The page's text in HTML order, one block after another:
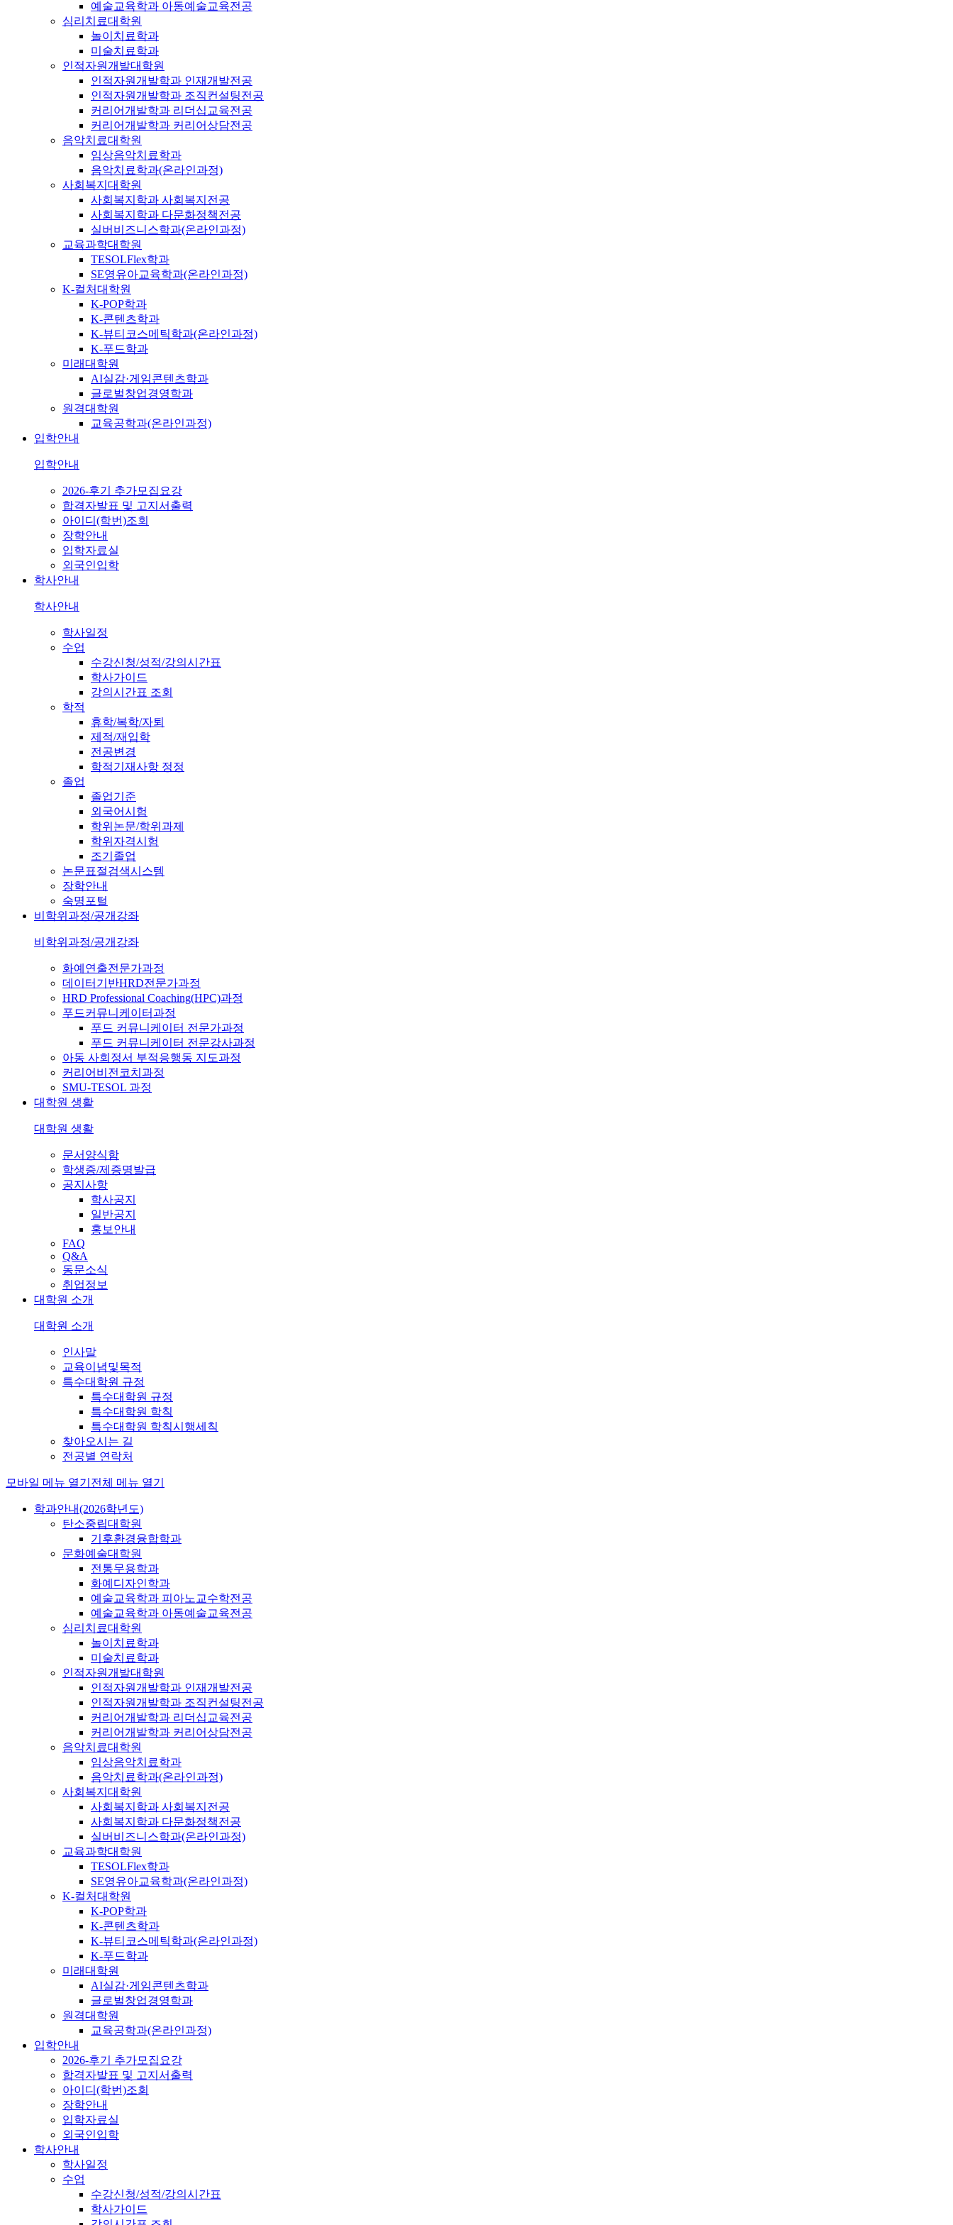
예술교육학과 아동예술교육전공
심리치료대학원
놀이치료학과
미술치료학과
인적자원개발대학원
인적자원개발학과 인재개발전공
인적자원개발학과 조직컨설팅전공
커리어개발학과 리더십교육전공
커리어개발학과 커리어상담전공
음악치료대학원
임상음악치료학과
음악치료학과(온라인과정)
사회복지대학원
사회복지학과 사회복지전공
사회복지학과 다문화정책전공
실버비즈니스학과(온라인과정)
교육과학대학원
TESOLFlex학과
SE영유아교육학과(온라인과정)
K-컬처대학원
K-POP학과
K-콘텐츠학과
K-뷰티코스메틱학과(온라인과정)
K-푸드학과
미래대학원
AI실감·게임콘텐츠학과
글로벌창업경영학과
원격대학원
교육공학과(온라인과정)
입학안내
입학안내
2026-후기 추가모집요강
합격자발표 및 고지서출력
아이디(학번)조회
장학안내
입학자료실
외국인입학
학사안내
학사안내
학사일정
수업
수강신청/성적/강의시간표
학사가이드
강의시간표 조회
학적
휴학/복학/자퇴
제적/재입학
전공변경
학적기재사항 정정
졸업
졸업기준
외국어시험
학위논문/학위과제
학위자격시험
조기졸업
논문표절검색시스템
장학안내
숙명포털
비학위과정/공개강좌
비학위과정/공개강좌
화예연출전문가과정
데이터기반HRD전문가과정
HRD Professional Coaching(HPC)과정
푸드커뮤니케이터과정
푸드 커뮤니케이터 전문가과정
푸드 커뮤니케이터 전문강사과정
아동 사회정서 부적응행동 지도과정
커리어비전코치과정
SMU-TESOL 과정
대학원 생활
대학원 생활
문서양식함
학생증/제증명발급
공지사항
학사공지
일반공지
홍보안내
FAQ
Q&A
동문소식
취업정보
대학원 소개
대학원 소개
인사말
교육이념및목적
특수대학원 규정
특수대학원 규정
특수대학원 학칙
특수대학원 학칙시행세칙
찾아오시는 길
전공별 연락처
모바일 메뉴 열기 전체 메뉴 열기
학과안내(2026학년도)
탄소중립대학원
기후환경융합학과
문화예술대학원
전통무용학과
화예디자인학과
예술교육학과 피아노교수학전공
예술교육학과 아동예술교육전공
심리치료대학원
놀이치료학과
미술치료학과
인적자원개발대학원
인적자원개발학과 인재개발전공
인적자원개발학과 조직컨설팅전공
커리어개발학과 리더십교육전공
커리어개발학과 커리어상담전공
음악치료대학원
임상음악치료학과
음악치료학과(온라인과정)
사회복지대학원
사회복지학과 사회복지전공
사회복지학과 다문화정책전공
실버비즈니스학과(온라인과정)
교육과학대학원
TESOLFlex학과
SE영유아교육학과(온라인과정)
K-컬처대학원
K-POP학과
K-콘텐츠학과
K-뷰티코스메틱학과(온라인과정)
K-푸드학과
미래대학원
AI실감·게임콘텐츠학과
글로벌창업경영학과
원격대학원
교육공학과(온라인과정)
입학안내
2026-후기 추가모집요강
합격자발표 및 고지서출력
아이디(학번)조회
장학안내
입학자료실
외국인입학
학사안내
학사일정
수업
수강신청/성적/강의시간표
학사가이드